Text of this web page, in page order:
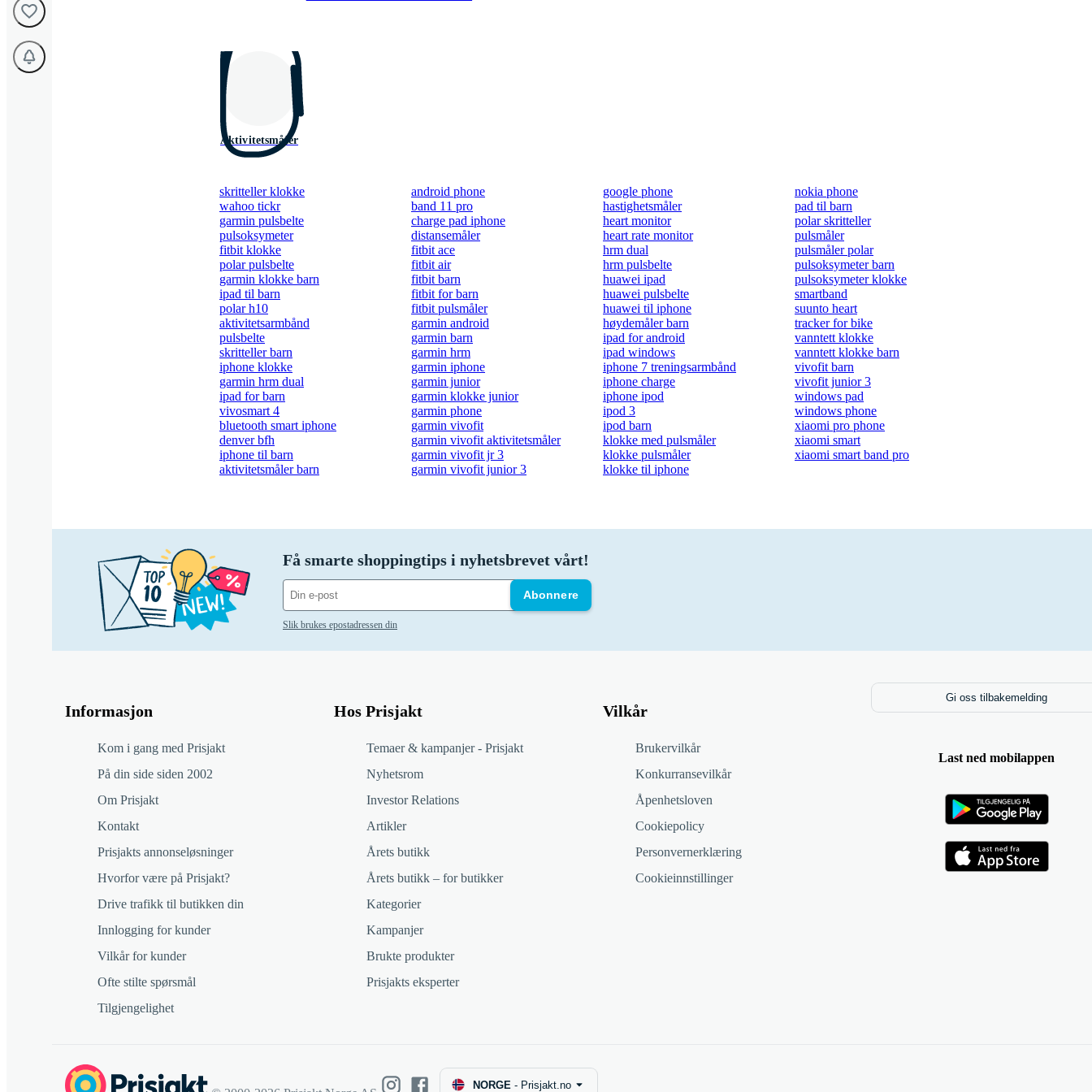
Aktivitetsmåler
skritteller klokke
wahoo tickr
garmin pulsbelte
pulsoksymeter
fitbit klokke
polar pulsbelte
garmin klokke barn
ipad til barn
polar h10
aktivitetsarmbånd
pulsbelte
skritteller barn
iphone klokke
garmin hrm dual
ipad for barn
vivosmart 4
bluetooth smart iphone
denver bfh
iphone til barn
aktivitetsmåler barn
android phone
band 11 pro
charge pad iphone
distansemåler
fitbit ace
fitbit air
fitbit barn
fitbit for barn
fitbit pulsmåler
garmin android
garmin barn
garmin hrm
garmin iphone
garmin junior
garmin klokke junior
garmin phone
garmin vivofit
garmin vivofit aktivitetsmåler
garmin vivofit jr 3
garmin vivofit junior 3
google phone
hastighetsmåler
heart monitor
heart rate monitor
hrm dual
hrm pulsbelte
huawei ipad
huawei pulsbelte
huawei til iphone
høydemåler barn
ipad for android
ipad windows
iphone 7 treningsarmbånd
iphone charge
iphone ipod
ipod 3
ipod barn
klokke med pulsmåler
klokke pulsmåler
klokke til iphone
nokia phone
pad til barn
polar skritteller
pulsmåler
pulsmåler polar
pulsoksymeter barn
pulsoksymeter klokke
smartband
suunto heart
tracker for bike
vanntett klokke
vanntett klokke barn
vivofit barn
vivofit junior 3
windows pad
windows phone
xiaomi pro phone
xiaomi smart
xiaomi smart band pro
Få smarte shoppingtips i nyhetsbrevet vårt!
Abonnere
Slik brukes epostadressen din
Informasjon
Kom i gang med Prisjakt
På din side siden 2002
Om Prisjakt
Kontakt
Prisjakts annonseløsninger
Hvorfor være på Prisjakt?
Drive trafikk til butikken din
Innlogging for kunder
Vilkår for kunder
Ofte stilte spørsmål
Tilgjengelighet
Hos Prisjakt
Temaer & kampanjer - Prisjakt
Nyhetsrom
Investor Relations
Artikler
Årets butikk
Årets butikk – for butikker
Kategorier
Kampanjer
Brukte produkter
Prisjakts eksperter
Vilkår
Brukervilkår
Konkurransevilkår
Åpenhetsloven
Cookiepolicy
Personvernerklæring
Cookieinnstillinger
Gi oss tilbakemelding
Last ned mobilappen
NORGE - Prisjakt.no